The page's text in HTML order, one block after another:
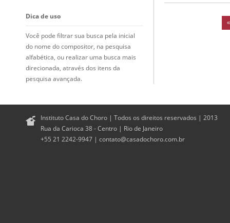
Dica de uso
Você pode filtrar sua busca pela inicial
do nome do compositor, na pesquisa
alfabética, ou realizar uma busca mais
direcionada, através dos itens da
pesquisa avançada.
«
Instituto Casa do Choro | Todos os direitos reservados | 2013
Rua da Carioca 38 - Centro | Rio de Janeiro
+55 21 2242-9947 | contato@casadochoro.com.br